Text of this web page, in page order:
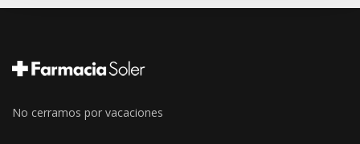
No cerramos por vacaciones